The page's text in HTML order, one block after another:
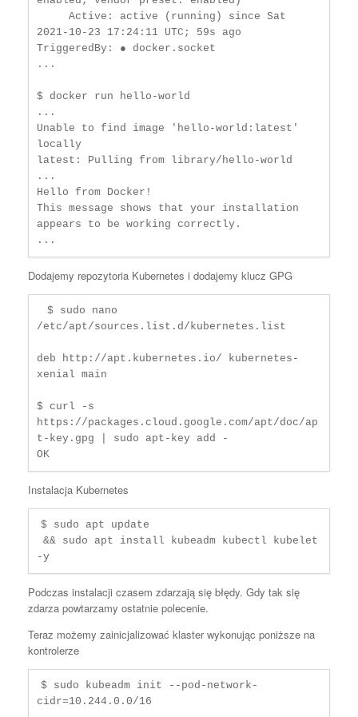
2021-10-23 17:24:11 UTC; 59s ago
TriggeredBy: ● docker.socket
...
$ docker run hello-world
...
Unable to find image 'hello-world:latest'
locally
latest: Pulling from library/hello-world
...
Hello from Docker!
This message shows that your installation
appears to be working correctly.
...
Dodajemy repozytoria Kubernetes i dodajemy klucz GPG
/etc/apt/sources.list.d/kubernetes.list
deb http://apt.kubernetes.io/ kubernetes-
xenial main
$ curl -s
https://packages.cloud.google.com/apt/doc/ap
t-key.gpg | sudo apt-key add -
OK
Instalacja Kubernetes
$ sudo apt update
-y
Podczas instalacji czasem zdarzają się błędy. Gdy tak się
zdarza powtarzamy ostatnie polecenie.
Teraz możemy zainicjalizować klaster wykonując poniższe na
kontrolerze
$ sudo kubeadm init --pod-network-
cidr=10.244.0.0/16